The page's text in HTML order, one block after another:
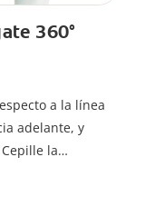
360°
a la línea
adelante, y
la
(parte